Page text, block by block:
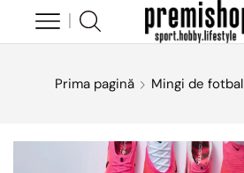
Prima pagină Mingi de fotbal